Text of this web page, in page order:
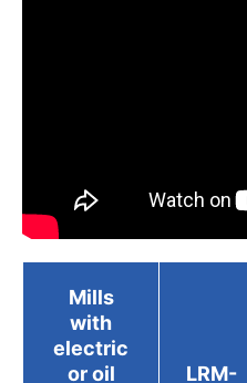
Mills
with
electric
or oil
LRM-